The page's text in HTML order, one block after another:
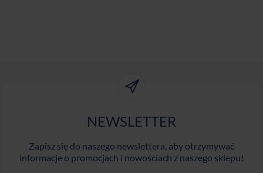
NEWSLETTER
Zapisz się do naszego newslettera, aby otrzymywać
informacje o promocjach i nowościach z naszego sklepu!